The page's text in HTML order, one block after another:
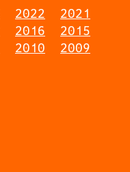
2022
2021
2016
2015
2010 2009